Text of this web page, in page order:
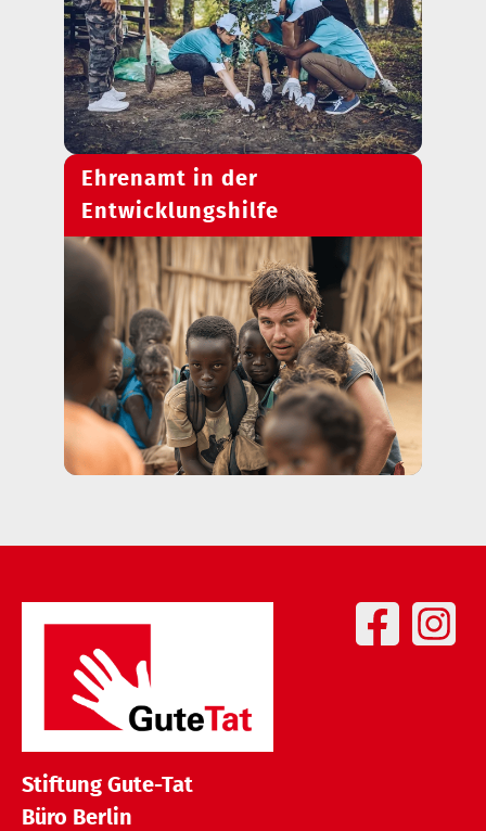
Ehrenamt in der
Entwicklungshilfe
Stiftung Gute-Tat
Büro Berlin